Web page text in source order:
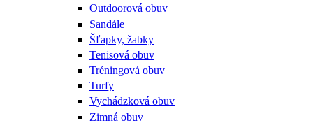
Outdoorová obuv
Sandále
Šľapky, žabky
Tenisová obuv
Tréningová obuv
Turfy
Vychádzková obuv
Zimná obuv